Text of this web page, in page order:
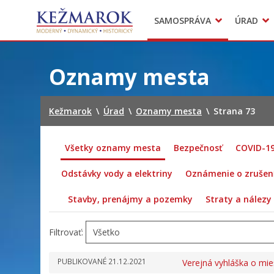
SAMOSPRÁVA
Mestská polícia
ÚRAD
Sekcie úradu
Oznamy mesta
Kežmarok \ Úrad \ Oznamy mesta \ Strana 73
Všetky oznamy mesta Bezpečnosť COVID-
Odstávky vody a elektriny Oznámenie o
Stavby, prenájmy a pozemky Straty a nálezy
Filtrovať:
PUBLIKOVANÉ 21.12.2021 Verejná vyhláška o